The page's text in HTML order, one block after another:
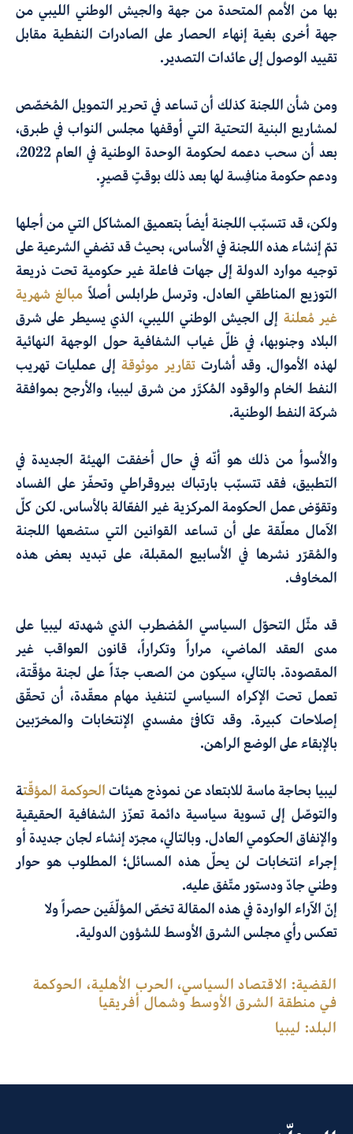
بها من الأمم المتحدة من جهة والجيش الوطني الليبي من
جهة أخرى بغية إنهاء الحصار على الصادرات النفطية مقابل
تقييد الوصول إلى عائدات التصدير.
ومن شأن اللجنة كذلك أن تساعد في تحرير التمويل المُخصّص
لمشاريع البنية التحتية التي أوقفها مجلس النواب في طبرق،
بعد أن سحب دعمه لحكومة الوحدة الوطنية في العام 2022،
ودعم حكومة منافِسة لها بعد ذلك بوقتٍ قصيرٍ.
ولكن، قد تتسبّب اللجنة أيضاً بتعميق المشاكل التي من أجلها
تمّ إنشاء هذه اللجنة في الأساس، بحيث قد تضفي الشرعية على
توجيه موارد الدولة إلى جهات فاعلة غير حكومية تحت ذريعة
التوزيع المناطقي العادل. وترسل طرابلس أصلاًمبالغ شهرية
غير مُعلنة إلى الجيش الوطني الليبي، الذي يسيطر على شرق
البلاد وجنوبها، في ظلّ غياب الشفافية حول الوجهة النهائية
لهذه الأموال. وقد أشارتتقارير موثوقةإلى عمليات تهريب
النفط الخام والوقود المُكرَّر من شرق ليبيا، والأرجح بموافقة
شركة النفط الوطنية.
والأسوأ من ذلك هو أنّه في حال أخفقت الهيئة الجديدة في
التطبيق، فقد تتسبّب بارتباك بيروقراطي وتحفّز على الفساد
وتقوّض عمل الحكومة المركزية غير الفعّالة بالأساس. لكن كلّ
الآمال معلّقة على أن تساعد القوانين التي ستضعها اللجنة
والمُقرّر نشرها في الأسابيع المقبلة، على تبديد بعض هذه
المخاوف.
قد مثّل التحوّل السياسي المُضطرب الذي شهدته ليبيا على
مدى العقد الماضي، مراراً وتكراراً، قانون العواقب غير
المقصودة. بالتالي، سيكون من الصعب جدّاً على لجنة مؤقّتة،
تعمل تحت الإكراه السياسي لتنفيذ مهام معقّدة، أن تحقّق
إصلاحات كبيرة. وقد تكافئ مفسدي الإنتخابات والمخرّبين
بالإبقاء على الوضع الراهن.
ليبيا بحاجة ماسة للابتعاد عن نموذج هيئات الحوكمة المؤقّتة
والتوصّل إلى تسوية سياسية دائمة تعزّز الشفافية الحقيقية
والإنفاق الحكومي العادل. وبالتالي، مجرّد إنشاء لجان جديدة أو
إجراء انتخابات لن يحلّ هذه المسائل؛ المطلوب هو حوار
وطني جادّ ودستور متّفق عليه.
إنّ الآراء الواردة في هذه المقالة تخصّ المؤلّفَين حصراً ولا
تعكس رأي مجلس الشرق الأوسط للشؤون الدولية.
القضية: الاقتصاد السياسي، الحرب الأهلية، الحوكمة
في منطقة الشرق الأوسط وشمال أفريقيا
البلد: ليبيا